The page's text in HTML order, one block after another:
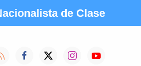
de Clase